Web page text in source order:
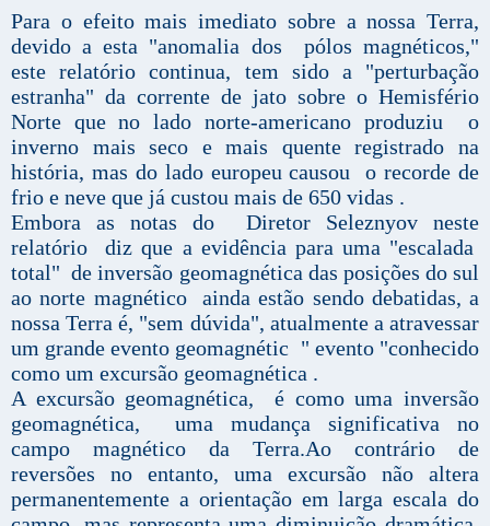
Para o efeito mais imediato sobre a nossa Terra,
devido a esta "anomalia dos pólos magnéticos,"
este relatório continua, tem sido a "perturbação
estranha" da corrente de jato sobre o Hemisfério
Norte que no lado norte-americano produziu o
inverno mais seco e mais quente registrado na
história, mas do lado europeu causou o recorde de
frio e neve que já custou mais de 650 vidas .
Embora as notas do Diretor Seleznyov neste
relatório diz que a evidência para uma "escalada
total" de inversão geomagnética das posições do sul
ao norte magnético ainda estão sendo debatidas, a
nossa Terra é, "sem dúvida", atualmente a atravessar
um grande evento geomagnétic " evento "conhecido
como um excursão geomagnética .
A excursão geomagnética, é como uma inversão
geomagnética, uma mudança significativa no
campo magnético da Terra.Ao contrário de
reversões no entanto, uma excursão não altera
permanentemente a orientação em larga escala do